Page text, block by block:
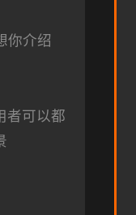
你介绍
者可以都